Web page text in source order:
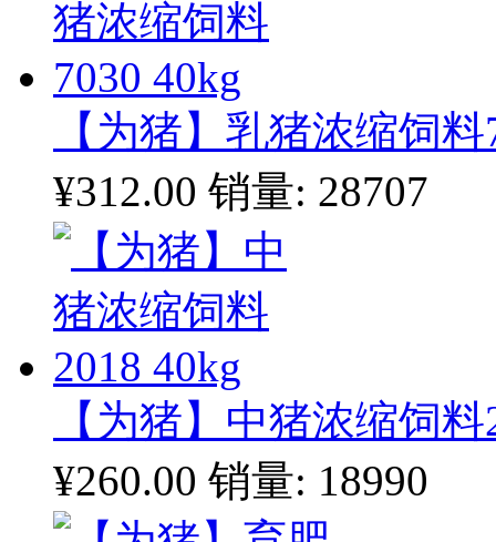
【为猪】乳猪浓缩饲
¥312.00 销量: 28707
【为猪】中猪浓缩饲
¥260.00 销量: 18990